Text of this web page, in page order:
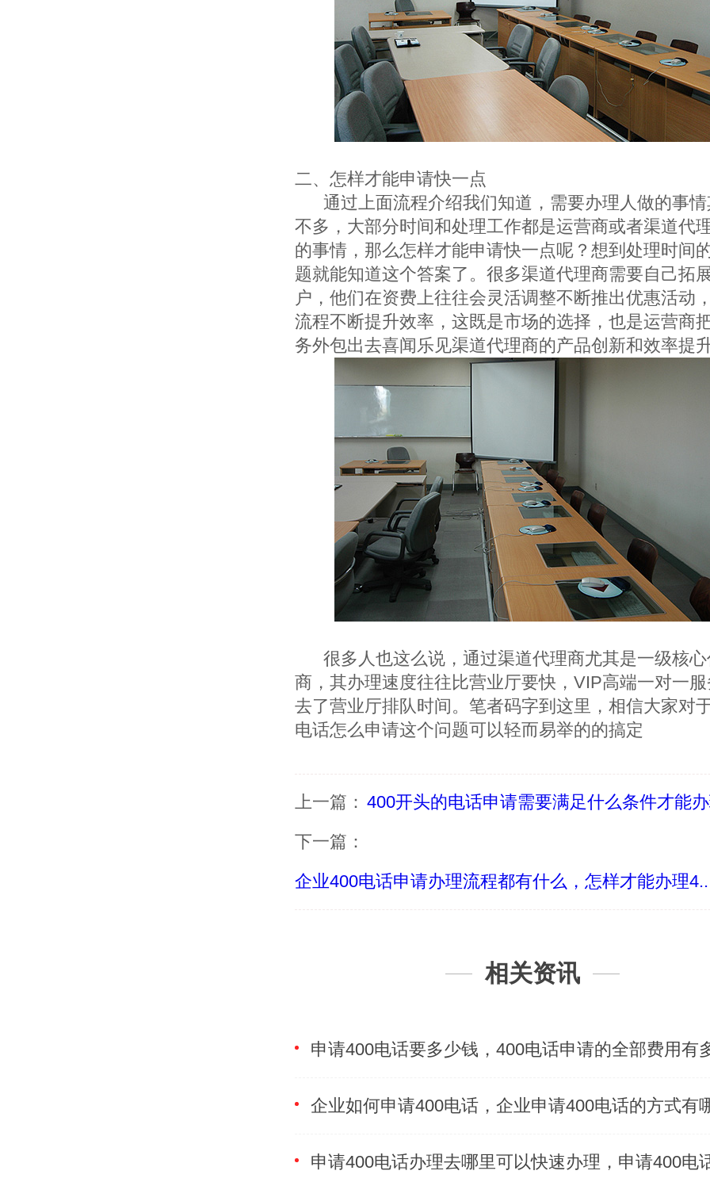
二、怎样才能申请快一点
通过上面流程介绍我们知道，需要办理人做的事
不多，大部分时间和处理工作都是运营商或者渠道代
的事情，那么怎样才能申请快一点呢？想到处理时间
题就能知道这个答案了。很多渠道代理商需要自己拓
户，他们在资费上往往会灵活调整不断推出优惠活动
流程不断提升效率，这既是市场的选择，也是运营商
务外包出去喜闻乐见渠道代理商的产品创新和效率提升
很多人也这么说，通过渠道代理商尤其是一级核心
商，其办理速度往往比营业厅要快，VIP高端一对一
去了营业厅排队时间。笔者码字到这里，相信大家对
电话怎么申请这个问题可以轻而易举的的搞定
上一篇： 400开头的电话申请需要满足什么条件才能
下一篇：
企业400电话申请办理流程都有什么，怎样才能办理4..
相关资讯
申请400电话要多少钱，400电话申请的全部费用有
企业如何申请400电话，企业申请400电话的方式有